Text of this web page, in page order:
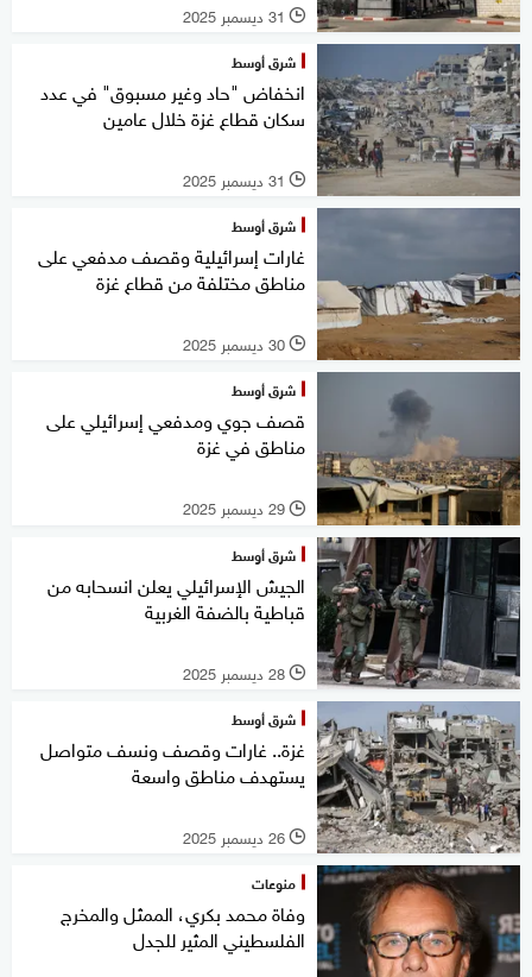
l 31 ديسمبر 2025
شرق أوسط
انخفاض "حاد وغير مسبوق" في عدد
سكان قطاع غزة خلال عامين
l 31 ديسمبر 2025
شرق أوسط
غارات إسرائيلية وقصف مدفعي على
مناطق مختلفة من قطاع غزة
l 30 ديسمبر 2025
شرق أوسط
قصف جوي ومدفعي إسرائيلي على
مناطق في غزة
l 29 ديسمبر 2025
شرق أوسط
الجيش الإسرائيلي يعلن انسحابه من
قباطية بالضفة الغربية
l 28 ديسمبر 2025
شرق أوسط
غزة.. غارات وقصف ونسف متواصل
يستهدف مناطق واسعة
l 26 ديسمبر 2025
منوعات
وفاة محمد بكري، الممثل والمخرج
الفلسطيني المثير للجدل